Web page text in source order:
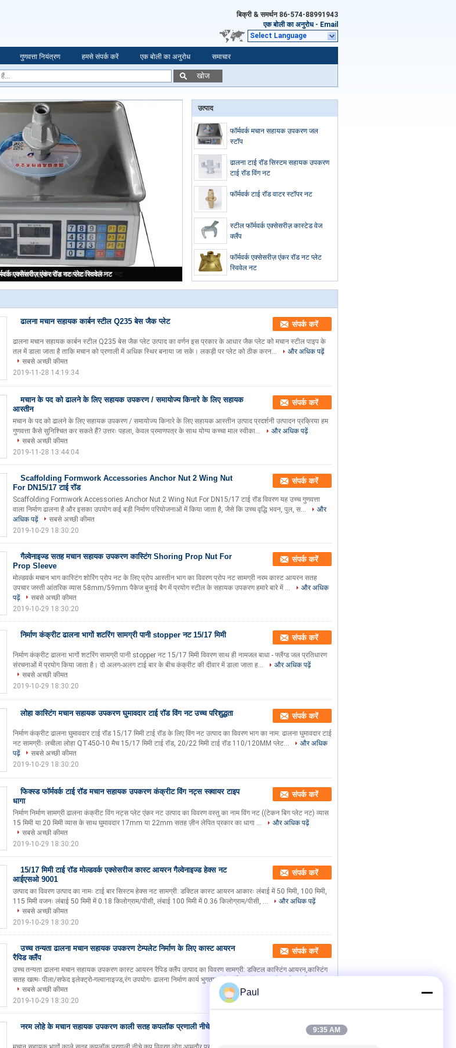
बिक्री & समर्थन 86-574-88991943
एक बोली का अनुरोध - Email
Select Language
गुणवत्ता नियंत्रण हमसे संपर्क करें एक बोली का अनुरोध समाचार
खोज
फॉर्मवर्क मचान सहायक उपकरण जल स्टॉप
उत्पाद
फॉर्मवर्क मचान सहायक उपकरण जल
स्टॉप
ढालना टाई रॉड सिस्टम सहायक उपकरण
टाई रॉड विंग नट
फॉर्मवर्क टाई रॉड वाटर स्टॉपर नट
स्टील फॉर्मवर्क एक्सेसरीज़ कास्टेड वेज
क्लैंप
फॉर्मवर्क एक्सेसरीज़ एंकर रॉड नट प्लेट
स्विवेल नट
ढालना मचान सहायक कार्बन स्टील Q235 बेस जैक प्लेट संपर्क करें
ढालना मचान सहायक कार्बन स्टील Q235 बेस जैक प्लेट उत्पाद का वर्णन इस प्रकार के आधार जैक प्लेट को मचान स्टील पाइप के
तल में डाला जाता है ताकि मचान को प्रणाली में अधिक स्थिर बनाया जा सके। लकड़ी पर प्लेट को ठीक करन...
और अधिक पढ़ें
सबसे अच्छी कीमत
2019-11-28 14:19:34
मचान के पद को ढालने के लिए सहायक उपकरण / समायोज्य किनारे के लिए सहायक
आस्तीन
संपर्क करें
मचान के पद को ढालने के लिए सहायक उपकरण / समायोज्य किनारे के लिए सहायक आस्तीन उत्पाद प्रदर्शनी उत्पादन प्रक्रिया हम
गुणवत्ता कैसे सुनिश्चित कर सकते हैं? उत्तरः पहला, केवल प्रमाणपत्र के साथ योग्य कच्चा माल स्वीका...
और अधिक पढ़ें
सबसे अच्छी कीमत
2019-11-28 13:44:04
Scaffolding Formwork Accessories Anchor Nut 2 Wing Nut
For DN15/17 टाई रॉड
संपर्क करें
Scaffolding Formwork Accessories Anchor Nut 2 Wing Nut For DN15/17 टाई रॉड विवरण यह उच्च गुणवत्ता
वाला निर्माण ढालना है और इसका उपयोग कई बड़ी निर्माण परियोजनाओं में किया जाता है, जैसे कि उच्च वृद्धि भवन, पुल, स...
और
अधिक पढ़ें
सबसे अच्छी कीमत
2019-10-29 18:30:20
गैल्वेनाइज्ड सतह मचान सहायक उपकरण कास्टिंग Shoring Prop Nut For
Prop Sleeve
संपर्क करें
मोल्डवर्क मचान भाग कास्टिंग शोरिंग प्रोप नट के लिए प्रोप आस्तीन भाग का विवरण प्रोप नट सामग्री नरम कास्ट आयरन सतह
उपचार जस्ती आंतरिक व्यास 58mm/59mm पैकेज बुनाई बैग में प्रयोग स्टील के सहायक उपकरण हमारे बारे में ...
और अधिक
पढ़ें
सबसे अच्छी कीमत
2019-10-29 18:30:20
निर्माण कंक्रीट ढालना भागों शटरिंग सामग्री पानी stopper नट 15/17 मिमी संपर्क करें
निर्माण कंक्रीट ढालना भागों शटरिंग सामग्री पानी stopper नट 15/17 मिमी विवरण साथ ही नामजल बाधा - फ्लैंग्ड जल प्रतिधारण
संरचनाओं में प्रयोग किया जाता है। दो अलग-अलग टाई बार के बीच कंक्रीट की दीवार में डाला जाता ह...
और अधिक पढ़ें
सबसे अच्छी कीमत
2019-10-29 18:30:20
लोहा कास्टिंग मचान सहायक उपकरण घुमावदार टाई रॉड विंग नट उच्च परिशुद्धता संपर्क करें
निर्माण कंक्रीट ढालना घुमावदार टाई रॉड 15/17 मिमी टाई रॉड के लिए विंग नट उत्पाद का विवरण भाग का नाम: ढालना घुमावदार टाई
नट सामग्रीः लचीला लोहा QT450-10 मैच 15/17 मिमी टाई रॉड, 20/22 मिमी टाई रॉड 110/120MM प्लेट...
और अधिक
पढ़ें
सबसे अच्छी कीमत
2019-10-29 18:30:20
फिक्स्ड फॉर्मवर्क टाई रॉड मचान सहायक उपकरण कंक्रीट विंग नट्स स्क्वायर टाइप
धागा
संपर्क करें
निर्माण निर्माण सामग्री ढालना कंक्रीट विंग नट्स प्लेट एंकर नट उत्पाद का विवरण वस्तु का नाम विंग नट ((टेकन बिग प्लेट नट) व्यास
15 मिमी या 20 मिमी व्यास के साथ घुमावदार 17mm या 22mm सतह ज़ीन लेपित प्रकार का धागा ...
और अधिक पढ़ें
सबसे अच्छी कीमत
2019-10-29 18:30:20
15/17 मिमी टाई रॉड मोल्डवर्क एक्सेसरीज कास्ट आयरन गैल्वेनाइज्ड हेक्स नट
आईएसओ 9001
संपर्क करें
उत्पाद का विवरण उत्पाद का नामः टाई बार सिस्टम हेक्स नट सामग्री: डक्टिल कास्ट आयरन आकारः लंबाई में 50 मिमी, 100 मिमी,
115 मिमी वजनः लंबाई 50 मिमी में 0.18 किलोग्राम/पीसी, लंबाई 100 मिमी में 0.36 किलोग्राम/पीसी, ...
और अधिक पढ़ें
सबसे अच्छी कीमत
2019-10-29 18:30:20
उच्च तन्यता ढालना मचान सहायक उपकरण टेम्पलेट निर्माण के लिए कास्ट आयरन
रैपिड क्लैंप
संपर्क करें
उच्च तन्यता ढालना मचान सहायक उपकरण कास्ट आयरन रैपिड क्लैंप उत्पाद का विवरण सामग्री: डक्टिल कास्टिंग आयरन,कास्टिंग
सतह खत्मः पीला/सफेद इलेक्ट्रो-गल्वानाइज्ड,रंग उपयोगः ढालना निर्माण कार्य भुगतान की शर्तें: टी/टी...
सबसे अच्छी कीमत
2019-10-29 18:30:20
नरम लोहे के मचान सहायक उपकरण काली सतह कपलॉक प्रणाली नीचे का कप संपर्क करें
Paul
9:35 AM